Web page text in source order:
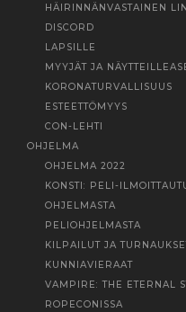
HÄIRINNÄNVASTAINEN
DISCORD
LAPSILLE
MYYJÄT JA
KORONATURVALLISUUS
ESTEETTÖMYYS
CON-LEHTI
OHJELMA
OHJELMA 2022
KONSTI: PELI-
OHJELMASTA
PELIOHJELMASTA
KILPAILUT JA
KUNNIAVIERAAT
VAMPIRE: THE ETERNAL
ROPECONISSA